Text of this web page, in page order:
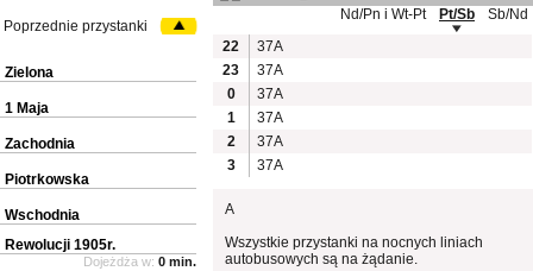
Nd/Pn i Wt-Pt
Pt/Sb
Sb/Nd
22
37A
23
37A
0
37A
1
37A
2
37A
3
37A
A
Wszystkie przystanki na nocnych liniach
autobusowych są na żądanie.
Poprzednie przystanki
Zielona
1 Maja
Zachodnia
Piotrkowska
Wschodnia
Rewolucji 1905r.
Dojeżdża w: 0 min.